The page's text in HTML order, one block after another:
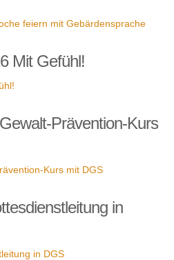
feiern mit Gebärdensprache
Mit Gefühl!
Prävention-Kurs
Kurs mit DGS
in
in DGS